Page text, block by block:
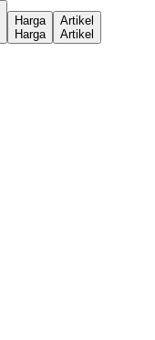
Harga
Harga
Artikel
Artikel